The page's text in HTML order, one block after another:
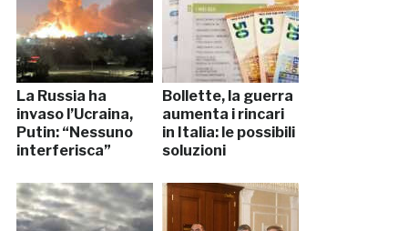
La Russia ha
invaso l’Ucraina,
Putin: “Nessuno
interferisca”
Bollette, la guerra
aumenta i rincari
in Italia: le possibili
soluzioni